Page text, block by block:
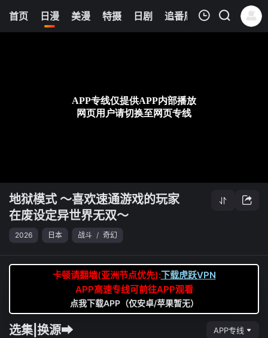
首页 日漫 美漫 特摄 日剧 追番周表 今日更新
8
清空
地狱模式 ～喜欢速通游戏的玩家
在废设定异世界无双～
2026 日本 战斗 / 奇幻
卡顿请翻墙(亚洲节点优先):下载虎跃VPN
APP高速专线可前往APP观看
点我下载APP（仅安卓/苹果暂无）
选集|换源➡ APP专线